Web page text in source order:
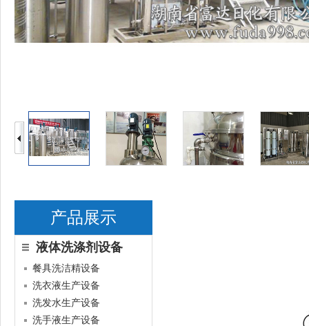
产品展示
液体洗涤剂设备
餐具洗洁精设备
洗衣液生产设备
洗发水生产设备
洗手液生产设备